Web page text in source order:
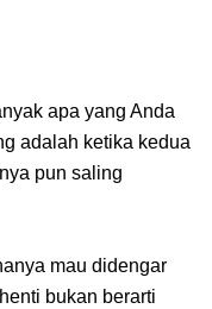
apa yang Anda
adalah ketika kedua
pun saling
mau didengar
bukan berarti